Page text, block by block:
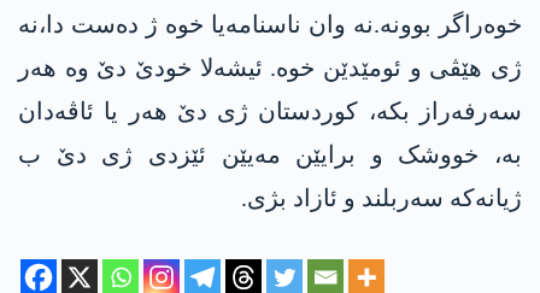
خوەراگر بوونە.نە وان ناسنامەیا خوە ژ دەست دا،نە
ژی هێڤی و ئومێدێن خوە. ئیشەلا خودێ دێ وە هەر
سەرفەراز بکە، کوردستان ژی دێ هەر یا ئاڤەدان
بە، خووشک و برایێن مەیێن ئێزدی ژی دێ ب
ژیانەکە سەربلند و ئازاد بژی.